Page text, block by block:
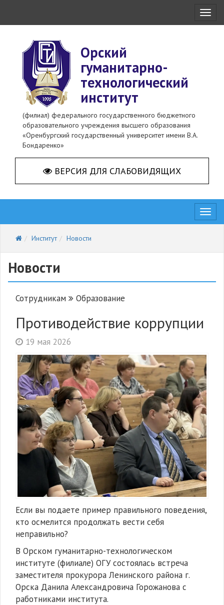
Орский
гуманитарно-
технологический
институт
(филиал) федерального государственного бюджетного
образовательного учреждения высшего образования
«Оренбургский государственный университет имени В.А.
Бондаренко»
ВЕРСИЯ ДЛЯ СЛАБОВИДЯЩИХ
Институт
Новости
Новости
Сотрудникам Образование
Противодействие коррупции
19 мая 2026
Если вы подаете пример правильного поведения,
кто осмелится продолжать вести себя
неправильно?
В Орском гуманитарно-технологическом
институте (филиале) ОГУ состоялась встреча
заместителя прокурора Ленинского района г.
Орска Данила Александровича Горожанова с
работниками института.